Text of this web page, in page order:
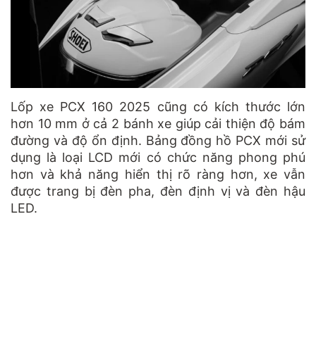
Lốp xe PCX 160 2025 cũng có kích thước lớn
hơn 10 mm ở cả 2 bánh xe giúp cải thiện độ bám
đường và độ ổn định. Bảng đồng hồ PCX mới sử
dụng là loại LCD mới có chức năng phong phú
hơn và khả năng hiển thị rõ ràng hơn, xe vẫn
được trang bị đèn pha, đèn định vị và đèn hậu
LED.